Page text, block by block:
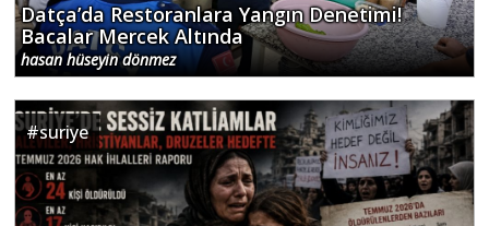
Datça’da Restoranlara Yangın Denetimi!
Bacalar Mercek Altında
hasan hüseyin dönmez
#suriye